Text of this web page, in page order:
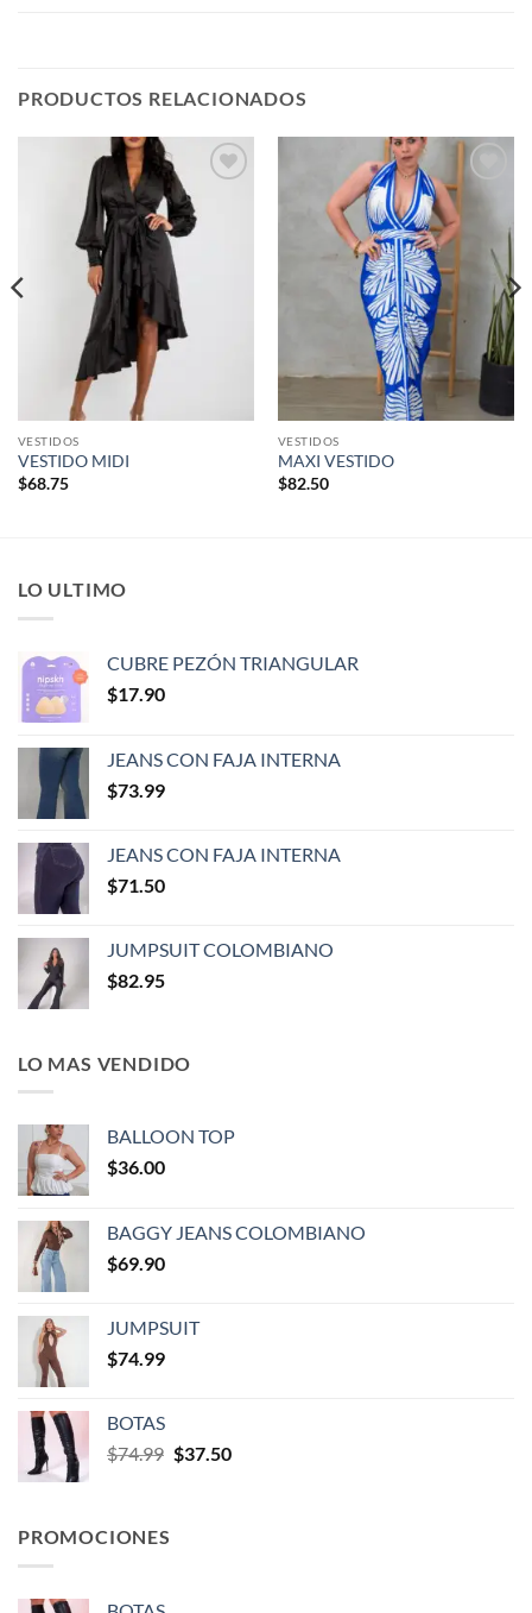
PRODUCTOS RELACIONADOS
VESTIDOS
VESTIDO MIDI
$68.75
deseos
VESTIDOS
MAXI VESTIDO
$82.50
LO ULTIMO
CUBRE PEZÓN TRIANGULAR
$17.90
JEANS CON FAJA INTERNA
$73.99
JEANS CON FAJA INTERNA
$71.50
JUMPSUIT COLOMBIANO
$82.95
LO MAS VENDIDO
BALLOON TOP
$36.00
BAGGY JEANS COLOMBIANO
$69.90
JUMPSUIT
$74.99
BOTAS
$74.99 $37.50
PROMOCIONES